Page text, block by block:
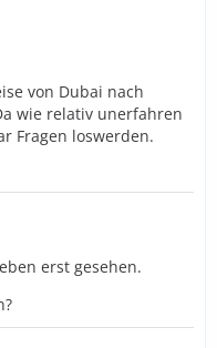
von Dubai nach
wie relativ unerfahren
Fragen loswerden.
erst gesehen.